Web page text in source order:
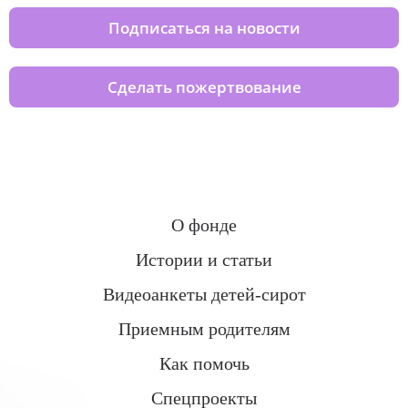
Подписаться на новости
Сделать пожертвование
О фонде
Истории и статьи
Видеоанкеты детей-сирот
Приемным родителям
Как помочь
Спецпроекты